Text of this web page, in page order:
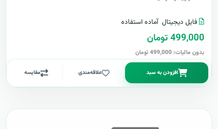
فایل دیجیتال آماده استفاده
499,000 تومان
بدون مالیات: 499,000 تومان
افزودن به سبد علاقه‌مندی مقایسه